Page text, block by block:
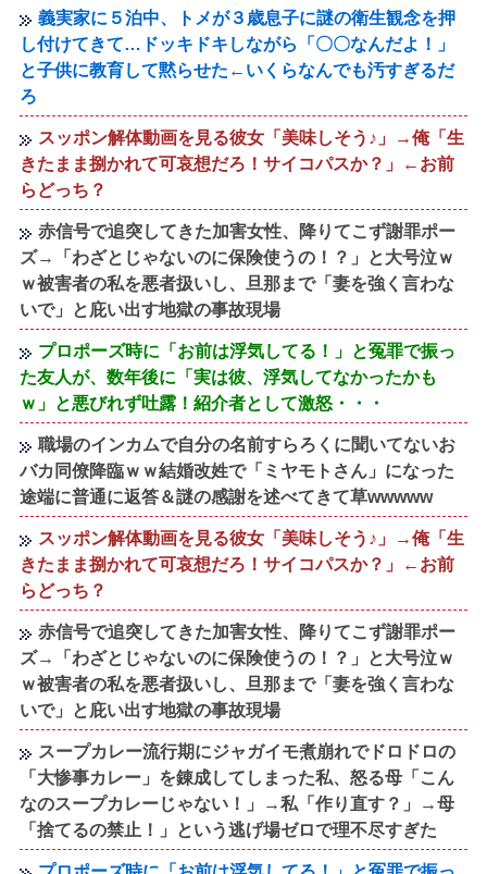
義実家に５泊中、トメが３歳息子に謎の衛生観念を押
し付けてきて…ドッキドキしながら「〇〇なんだよ！」
と子供に教育して黙らせた←いくらなんでも汚すぎるだ
ろ
スッポン解体動画を見る彼女「美味しそう♪」→俺「生
きたまま捌かれて可哀想だろ！サイコパスか？」←お前
らどっち？
赤信号で追突してきた加害女性、降りてこず謝罪ポー
ズ→「わざとじゃないのに保険使うの！？」と大号泣ｗ
ｗ被害者の私を悪者扱いし、旦那まで「妻を強く言わな
いで」と庇い出す地獄の事故現場
プロポーズ時に「お前は浮気してる！」と冤罪で振っ
た友人が、数年後に「実は彼、浮気してなかったかも
ｗ」と悪びれず吐露！紹介者として激怒・・・
職場のインカムで自分の名前すらろくに聞いてないお
バカ同僚降臨ｗｗ結婚改姓で「ミヤモトさん」になった
途端に普通に返答＆謎の感謝を述べてきて草wwwww
スッポン解体動画を見る彼女「美味しそう♪」→俺「生
きたまま捌かれて可哀想だろ！サイコパスか？」←お前
らどっち？
赤信号で追突してきた加害女性、降りてこず謝罪ポー
ズ→「わざとじゃないのに保険使うの！？」と大号泣ｗ
ｗ被害者の私を悪者扱いし、旦那まで「妻を強く言わな
いで」と庇い出す地獄の事故現場
スープカレー流行期にジャガイモ煮崩れでドロドロの
「大惨事カレー」を錬成してしまった私、怒る母「こん
なのスープカレーじゃない！」→私「作り直す？」→母
「捨てるの禁止！」という逃げ場ゼロで理不尽すぎた